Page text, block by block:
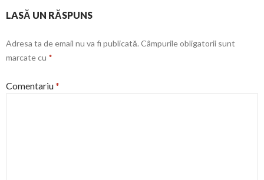
LASĂ UN RĂSPUNS
Adresa ta de email nu va fi publicată. Câmpurile obligatorii sunt
marcate cu *
Comentariu*